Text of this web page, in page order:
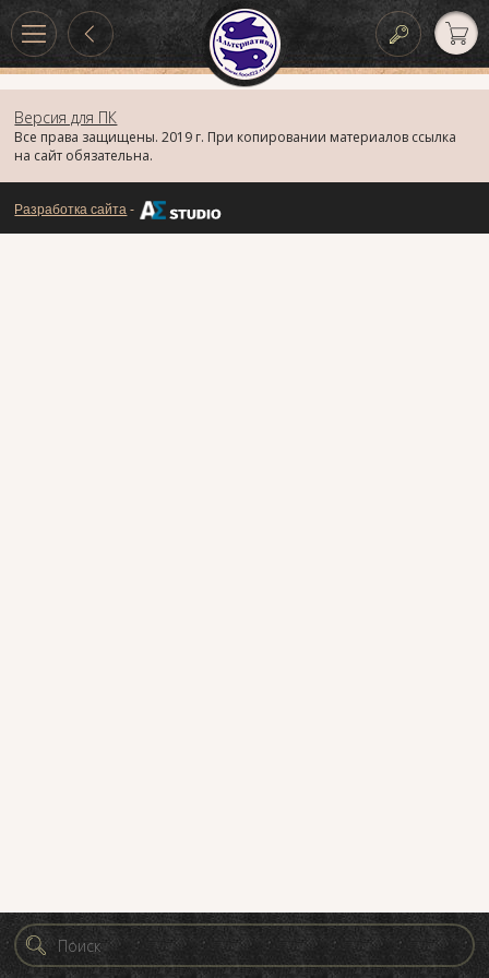
Версия для ПК
Все права защищены. 2019 г. При копировании материалов ссылка
на сайт обязательна.
Разработка сайта -